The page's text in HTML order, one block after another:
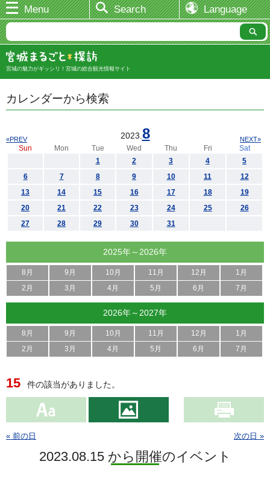
Menu Search Language
宮城の魅力がギッシリ！宮城の総合観光情報サイト
カレンダーから検索
2023. 8
«PREV NEXT»
Sun Mon Tue Wed Thu Fri
Sat
1
2 3 4
5
6
7 8 9 10 11
12
13
14 15 16 17 18
19
20
21 22 23 24 25
26
27
28 29 30 31
2025年～2026年
8月 9月 10月 11月 12月
1月
2月
3月 4月 5月 6月 7月
2026年～2027年
8月 9月 10月 11月 12月
1月
2月
3月 4月 5月 6月 7月
15 件の該当がありました。
« 前の日 次の日 »
2023.08.15 から開催のイベント